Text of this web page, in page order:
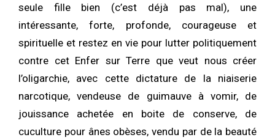
seule fille bien (c’est déjà pas mal), une
intéressante, forte, profonde, courageuse et
spirituelle et restez en vie pour lutter politiquement
contre cet Enfer sur Terre que veut nous créer
l’oligarchie, avec cette dictature de la niaiserie
narcotique, vendeuse de guimauve à vomir, de
jouissance achetée en boite de conserve, de
cuculture pour ânes obèses, vendu par de la beauté